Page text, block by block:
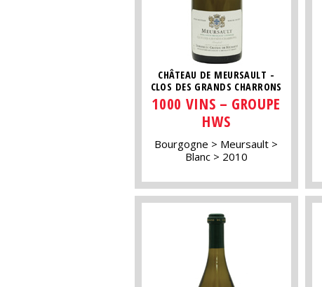
CHÂTEAU DE MEURSAULT -
CLOS DES GRANDS CHARRONS
1000 VINS – GROUPE
HWS
Bourgogne
Meursault
Blanc
2010